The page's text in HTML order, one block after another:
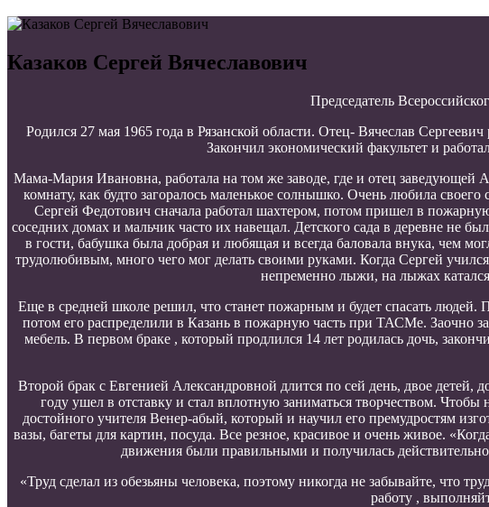
Казаков Сергей Вячеславович
Председатель
Родился 27 мая 1965 года в Рязанской области. Отец- Вячеслав
Закончил экономический факультет и
Мама-Мария Ивановна, работала на том же заводе, где и отец заведующей
комнату, как будто загоралось маленькое солнышко. Очень любила
Сергей Федотович сначала работал шахтером, потом пришел в
соседних домах и мальчик часто их навещал. Детского сада в деревне не
в гости, бабушка была добрая и любящая и всегда баловала внука, чем
трудолюбивым, много чего мог делать своими руками. Когда Сергей
непременно лыжи, на лыжах
Еще в средней школе решил, что станет пожарным и будет спасать
потом его распределили в Казань в пожарную часть при ТАСМе. Заочно
мебель. В первом браке , который продлился 14 лет родилась дочь,
Второй брак с Евгенией Александровной длится по сей день, двое детей,
году ушел в отставку и стал вплотную заниматься творчеством.
достойного учителя Венер-абый, который и научил его премудростям
вазы, багеты для картин, посуда. Все резное, красивое и очень живое.
движения были правильными и получилась
«Труд сделал из обезьяны человека, поэтому никогда не забывайте, что
работу ,